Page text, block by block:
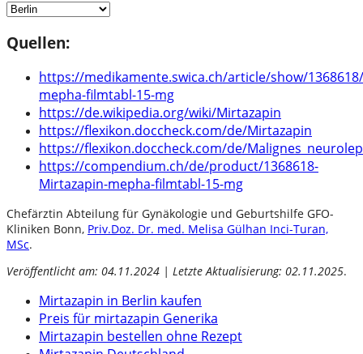
Quellen:
https://medikamente.swica.ch/article/show/
mepha-filmtabl-15-mg
https://de.wikipedia.org/wiki/Mirtazapin
https://flexikon.doccheck.com/de/Mirtazapin
https://flexikon.doccheck.com/de/
https://compendium.ch/de/product/1368618-
Mirtazapin-mepha-filmtabl-15-mg
Chefärztin Abteilung für Gynäkologie und Geburtshilfe GFO-
Kliniken Bonn, Priv.Doz. Dr. med. Melisa Gülhan Inci-Turan,
MSc.
Veröffentlicht am: 04.11.2024 | Letzte Aktualisierung: 02.11.2025.
Mirtazapin in Berlin kaufen
Preis für mirtazapin Generika
Mirtazapin bestellen ohne Rezept